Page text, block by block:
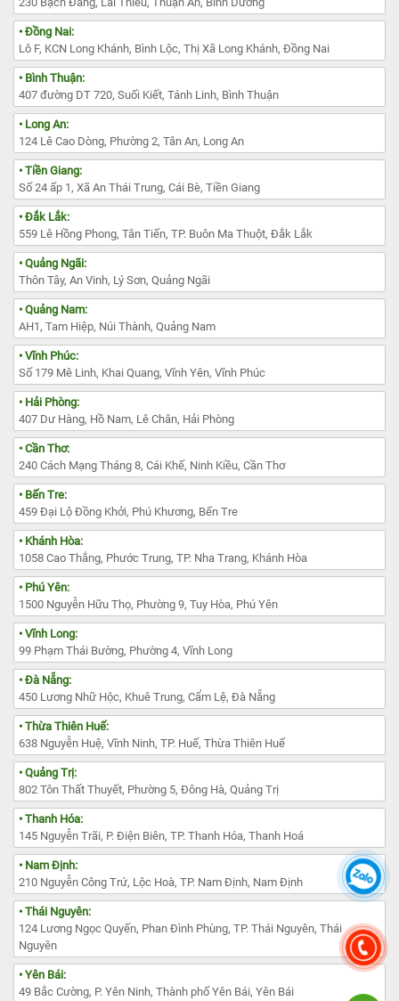
• Đồng Nai:
Lô F, KCN Long Khánh, Bình Lộc, Thị Xã Long Khánh, Đồng Nai
• Bình Thuận:
407 đường DT 720, Suối Kiết, Tánh Linh, Bình Thuận
• Long An:
124 Lê Cao Dòng, Phường 2, Tân An, Long An
• Tiền Giang:
Số 24 ấp 1, Xã An Thái Trung, Cái Bè, Tiền Giang
• Đắk Lắk:
559 Lê Hồng Phong, Tân Tiến, TP. Buôn Ma Thuột, Đắk Lắk
• Quảng Ngãi:
Thôn Tây, An Vinh, Lý Sơn, Quảng Ngãi
• Quảng Nam:
AH1, Tam Hiệp, Núi Thành, Quảng Nam
• Vĩnh Phúc:
Số 179 Mê Linh, Khai Quang, Vĩnh Yên, Vĩnh Phúc
• Hải Phòng:
407 Dư Hàng, Hồ Nam, Lê Chân, Hải Phòng
• Cần Thơ:
240 Cách Mạng Tháng 8, Cái Khế, Ninh Kiều, Cần Thơ
• Bến Tre:
459 Đại Lộ Đồng Khởi, Phú Khương, Bến Tre
• Khánh Hòa:
1058 Cao Thắng, Phước Trung, TP. Nha Trang, Khánh Hòa
• Phú Yên:
1500 Nguyễn Hữu Thọ, Phường 9, Tuy Hòa, Phú Yên
• Vĩnh Long:
99 Phạm Thái Bường, Phường 4, Vĩnh Long
• Đà Nẵng:
450 Lương Nhữ Hộc, Khuê Trung, Cẩm Lệ, Đà Nẵng
• Thừa Thiên Huế:
638 Nguyễn Huệ, Vĩnh Ninh, TP. Huế, Thừa Thiên Huế
• Quảng Trị:
802 Tôn Thất Thuyết, Phường 5, Đông Hà, Quảng Trị
• Thanh Hóa:
145 Nguyễn Trãi, P. Điện Biên, TP. Thanh Hóa, Thanh Hoá
• Nam Định:
210 Nguyễn Công Trứ, Lộc Hoà, TP. Nam Định, Nam Định
• Thái Nguyên:
124 Lương Ngọc Quyến, Phan Đình Phùng, TP. Thái Nguyên, Thái
Nguyên
• Yên Bái:
49 Bắc Cường, P. Yên Ninh, Thành phố Yên Bái, Yên Bái